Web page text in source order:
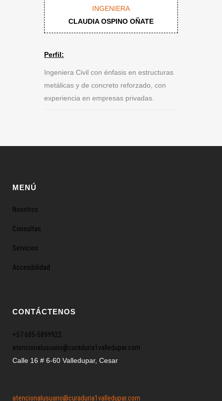
INGENIERA
CLAUDIA OSPINO OÑATE
Perfil:
Ingeniera Civil con énfasis en estructuras
metálicas y de concreto reforzado, con
experiencia en empresas privadas.
MENÚ
Nosotros
Consultas
Servicios
Accesibilidad
CONTÁCTENOS
+57 605-5899922
atencionalusuario@curaduria1valledupar.com
Calle 16 # 6-60 Valledupar, Cesar
atencionalusuario@curaduria1valledupar.com